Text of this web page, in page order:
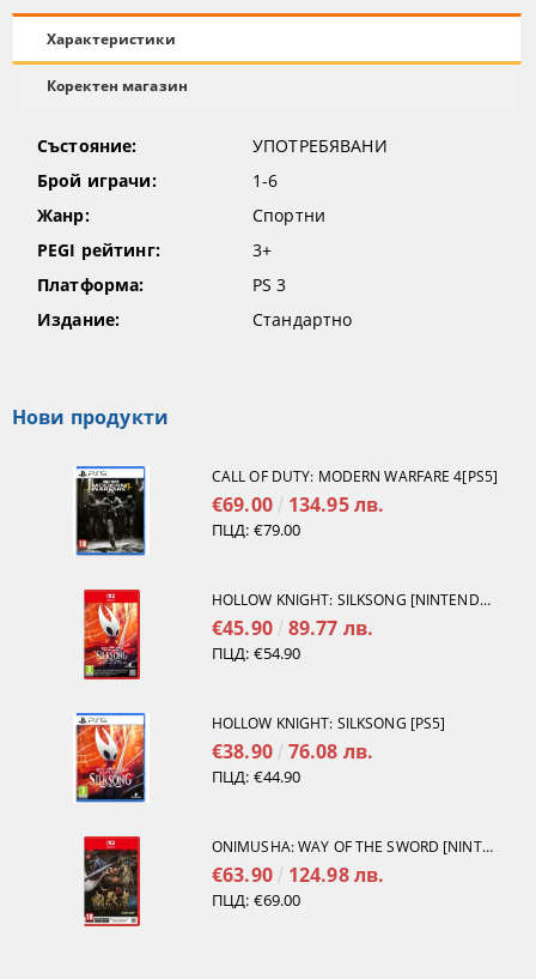
Характеристики
Коректен магазин
Състояние:
УПОТРЕБЯВАНИ
Брой играчи:
1-6
Жанр:
Спортни
PEGI рейтинг:
3+
Платформа:
PS 3
Издание:
Стандартно
Нови продукти
CALL OF DUTY: MODERN WARFARE 4[PS5]
€69.00 134.95 лв.
ПЦД: €79.00
HOLLOW KNIGHT: SILKSONG [NINTENDO SWITCH 2]
€45.90 89.77 лв.
ПЦД: €54.90
HOLLOW KNIGHT: SILKSONG [PS5]
€38.90 76.08 лв.
ПЦД: €44.90
ONIMUSHA: WAY OF THE SWORD [NINTENDO SWITCH 2]
€63.90 124.98 лв.
ПЦД: €69.00